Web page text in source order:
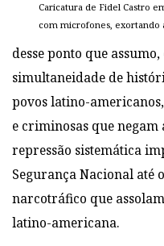
Caricatura de Fidel Castro
com microfones, exortando
desse ponto que
simultaneidade de
povos latino-
e criminosas que negam
repressão sistemática
Segurança Nacional até
narcotráfico que
latino-americana.